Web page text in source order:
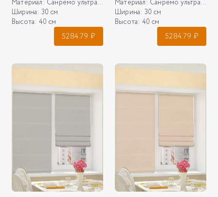
Материал: Санремо ультра 02, кремовый
Ширина: 30 см
Высота: 40 см
5284.79 ₽
Материал: Санремо ультра 30, шоколад
Ширина: 30 см
Высота: 40 см
5284.79 ₽